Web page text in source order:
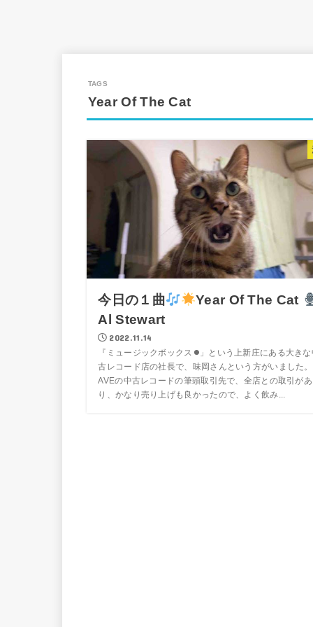
Year Of The Cat
今日の１曲
Year Of The Cat
Al Stewart
2022.11.14
『ミュージックボックス⏺」という上新庄にある大きな
古レコード店の社長で、味岡さんという方がいました
AVEの中古レコードの筆頭取引先で、全店との取引があ
り、かなり売り上げも良かったので、よく飲み...